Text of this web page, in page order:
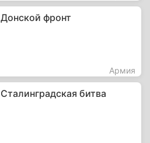
Донской фронт
Армия
Сталинградская битва